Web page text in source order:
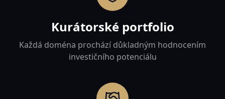
Kurátorské portfolio
Každá doména prochází důkladným hodnocením
investičního potenciálu